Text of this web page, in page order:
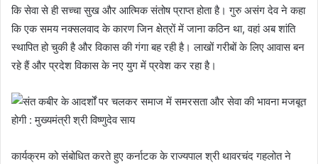
कि सेवा से ही सच्चा सुख और आत्मिक संतोष प्राप्त होता है। गुरु असंग देव ने कहा
कि एक समय नक्सलवाद के कारण जिन क्षेत्रों में जाना कठिन था, वहां अब शांति
स्थापित हो चुकी है और विकास की गंगा बह रही है। लाखों गरीबों के लिए आवास बन
रहे हैं और प्रदेश विकास के नए युग में प्रवेश कर रहा है।
कार्यक्रम को संबोधित करते हुए कर्नाटक के राज्यपाल श्री थावरचंद गहलोत ने